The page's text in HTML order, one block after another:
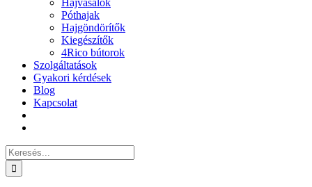
Hajvasalók
Póthajak
Hajgöndörítők
Kiegészítők
4Rico bútorok
Szolgáltatások
Gyakori kérdések
Blog
Kapcsolat
Keresés...